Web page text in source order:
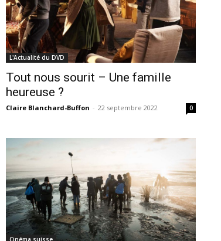
L'Actualité du DVD
Tout nous sourit – Une famille
heureuse ?
Claire Blanchard-Buffon - 22 septembre 2022 0
Cinéma suisse